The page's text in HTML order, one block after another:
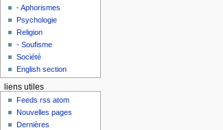
- Aphorismes
Psychologie
Religion
- Soufisme
Société
English section
liens utiles
Feeds rss atom
Nouvelles pages
Dernières